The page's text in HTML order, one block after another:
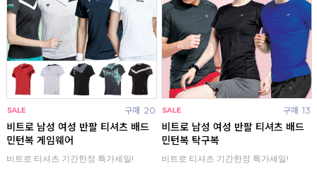
구매 20
비트로 남성 여성 반팔 티셔츠 배드
민턴복 게임웨어
비트로 티셔츠 기간한정 특가세일!
구매 13
비트로 남성 여성 반팔 티셔츠 배드
민턴복 탁구복
비트로 티셔츠 기간한정 특가세일!